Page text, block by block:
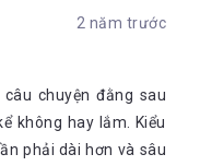
2 năm trước
chuyện đằng sau
không hay lắm. Kiểu
phải dài hơn và sâu